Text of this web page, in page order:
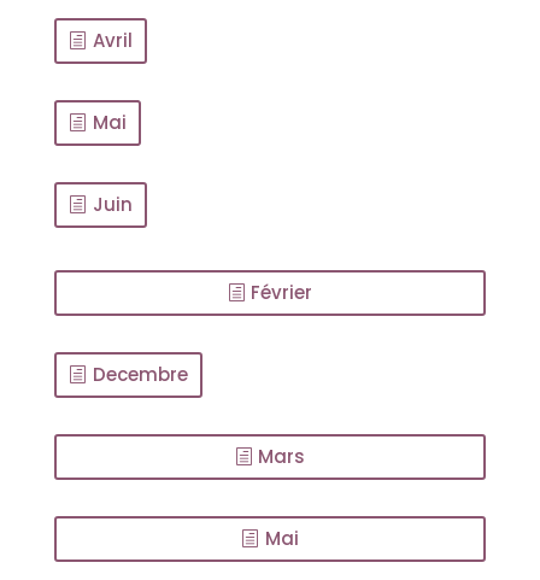
Avril
Mai
Juin
Février
Decembre
Mars
Mai